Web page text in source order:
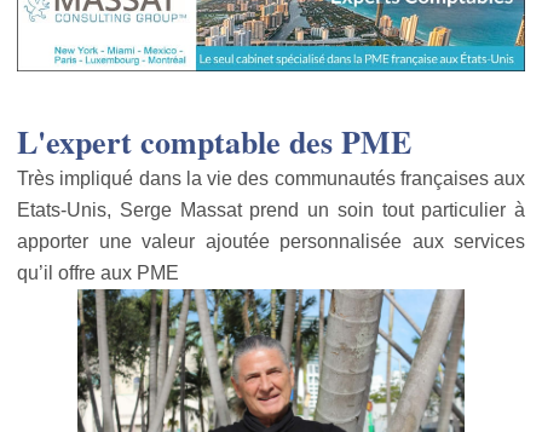
L'expert comptable des PME
Très impliqué dans la vie des communautés françaises aux
Etats-Unis, Serge Massat prend un soin tout particulier à
apporter une valeur ajoutée personnalisée aux services
qu’il offre aux PME